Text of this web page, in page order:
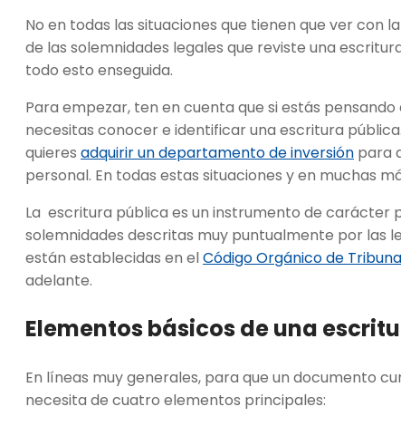
No en todas las situaciones que tienen que ver
de las solemnidades legales que reviste una
todo esto enseguida.
Para empezar, ten en cuenta que si estás
necesitas conocer e identificar una escritura
quieres adquirir un departamento de inversión para
personal. En todas estas situaciones y en muchas
La escritura pública es un instrumento de carácter
solemnidades descritas muy puntualmente por las
están establecidas en elCódigo Orgánico de
adelante.
Elementos básicos de una
En líneas muy generales, para que un documento
necesita de cuatro elementos principales: